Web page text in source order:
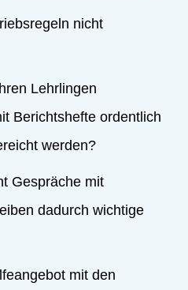
nicht
Lehrlingen
Berichtshefte ordentlich
werden?
Gespräche mit
dadurch wichtige
mit den